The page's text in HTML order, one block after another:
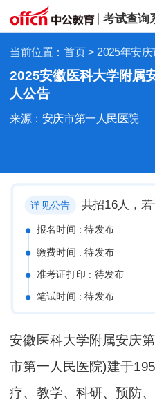
考试查询
当前位置： 首页> 2025年安庆
2025安徽医科大学附属
人公告
来源：安庆市第一人民医院
详见公告 共招16人，若
报名时间 : 待发布
缴费时间 : 待发布
准考证打印 : 待发布
笔试时间 : 待发布
安徽医科大学附属安庆
市第一人民医院)建于
疗、教学、科研、预防